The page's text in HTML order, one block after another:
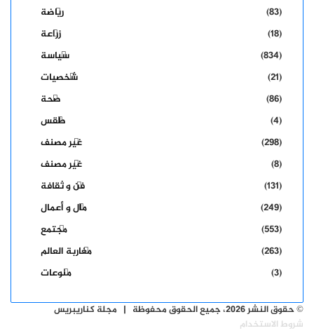
رياضة
(83)
زراعة
(18)
سياسة
(834)
شخصيات
(21)
صحة
(86)
طقس
(4)
غير مصنف
(298)
غير مصنف
(8)
فن و ثقافة
(131)
مال و أعمال
(249)
مجتمع
(553)
مغاربة العالم
(263)
منوعات
(3)
© حقوق النشر 2026، جميع الحقوق محفوظة | مجلة كناريبريس
شروط الاستخدام